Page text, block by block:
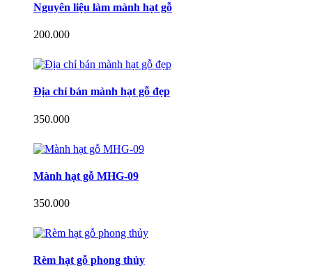
Nguyên liệu làm mành hạt gỗ
200.000
Địa chỉ bán mành hạt gỗ đẹp
350.000
Mành hạt gỗ MHG-09
350.000
Rèm hạt gỗ phong thủy